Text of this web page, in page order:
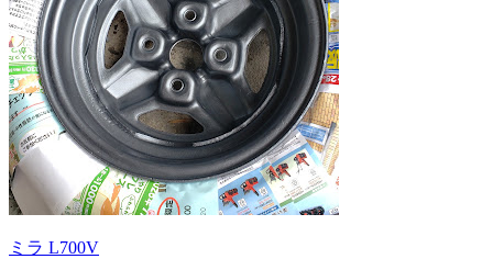
ミラ L700V